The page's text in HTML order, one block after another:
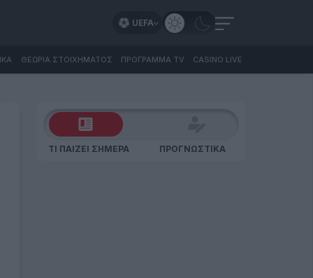
UEFA
ΘΕΩΡΙΑ ΣΤΟΙΧΗΜΑΤΟΣ ΠΡΟΓΡΑΜΜΑ TV CASINO LIVE
ΤΙ ΠΑΙΖΕΙ ΣΗΜΕΡΑ ΠΡΟΓΝΩΣΤΙΚΑ